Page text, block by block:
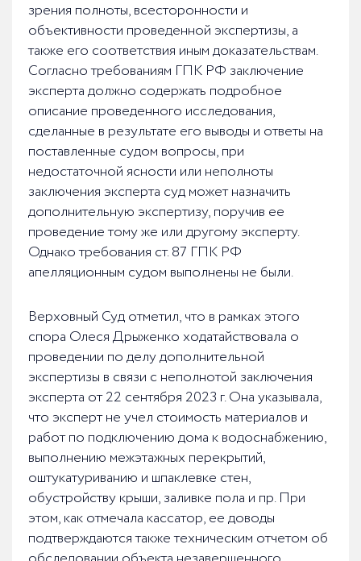
зрения полноты, всесторонности и
объективности проведенной экспертизы, а
также его соответствия иным доказательствам.
Согласно требованиям ГПК РФ заключение
эксперта должно содержать подробное
описание проведенного исследования,
сделанные в результате его выводы и ответы на
поставленные судом вопросы, при
недостаточной ясности или неполноты
заключения эксперта суд может назначить
дополнительную экспертизу, поручив ее
проведение тому же или другому эксперту.
Однако требования ст. 87 ГПК РФ
апелляционным судом выполнены не были.
Верховный Суд отметил, что в рамках этого
спора Олеся Дрыженко ходатайствовала о
проведении по делу дополнительной
экспертизы в связи с неполнотой заключения
эксперта от 22 сентября 2023 г. Она указывала,
что эксперт не учел стоимость материалов и
работ по подключению дома к водоснабжению,
выполнению межэтажных перекрытий,
оштукатуриванию и шпаклевке стен,
обустройству крыши, заливке пола и пр. При
этом, как отмечала кассатор, ее доводы
подтверждаются также техническим отчетом об